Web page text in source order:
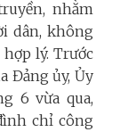
nhằm
dân, không
lý. Trước
Đảng ủy, Ủy
6 vừa qua,
chỉ công